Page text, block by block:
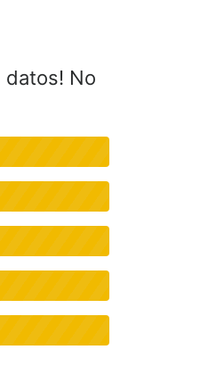
datos! No